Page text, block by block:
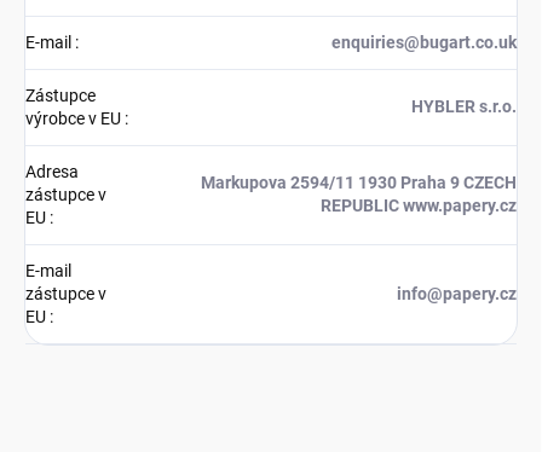
E-mail : enquiries@bugart.co.uk
Zástupce
výrobce v EU :
HYBLER s.r.o.
Adresa
zástupce v
EU :
Markupova 2594/11 1930 Praha 9 CZECH
REPUBLIC www.papery.cz
E-mail
zástupce v
EU :
info@papery.cz